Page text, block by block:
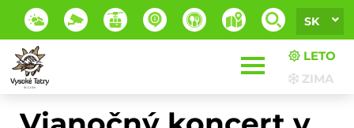
SK
LETO
ZIMA